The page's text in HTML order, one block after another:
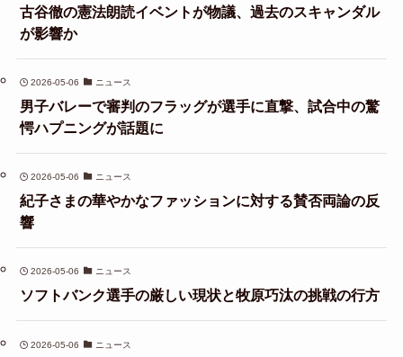
古谷徹の憲法朗読イベントが物議、過去のスキャンダル
が影響か
2026-05-06 ニュース
男子バレーで審判のフラッグが選手に直撃、試合中の驚
愕ハプニングが話題に
2026-05-06 ニュース
紀子さまの華やかなファッションに対する賛否両論の反
響
2026-05-06 ニュース
ソフトバンク選手の厳しい現状と牧原巧汰の挑戦の行方
2026-05-06 ニュース